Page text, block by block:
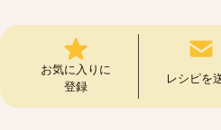
お気に入りに
登録
レシピを